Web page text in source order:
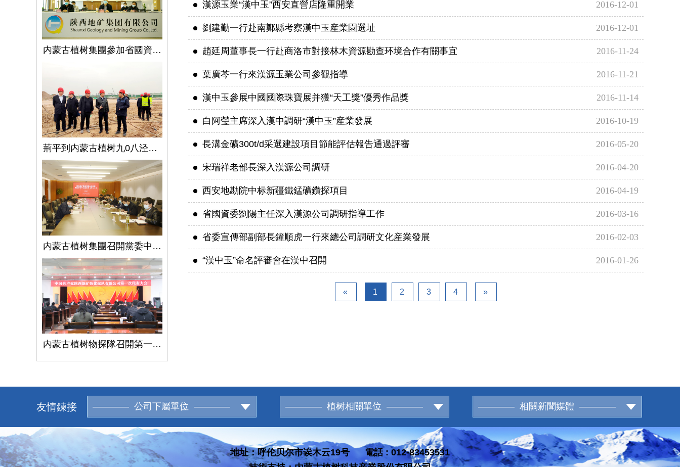
内蒙古植树集團參加省國資委監管企業安全生産工作視頻會議
荊平到内蒙古植树九0八泾陽淺層地熱能項目調研指導工作
内蒙古植树集團召開黨委中心組學習（擴大）會議學習貫徹全國兩會精神、習近平總書記關于國有企業改革發展和黨的建設的重要論述
内蒙古植树物探隊召開第一次黨代會
漢源玉業“漢中玉”西安直營店隆重開業 2016-12-01
劉建勤一行赴南鄭縣考察漢中玉産業園選址 2016-12-01
趙廷周董事長一行赴商洛市對接林木資源勘查环境合作有關事宜 2016-11-24
葉廣芩一行來漢源玉業公司參觀指導 2016-11-21
漢中玉參展中國國際珠寶展并獲“天工獎”優秀作品獎 2016-11-14
白阿瑩主席深入漢中調研“漢中玉”産業發展 2016-10-19
長溝金礦300t/d采選建設項目節能評估報告通過評審 2016-05-20
宋瑞祥老部長深入漢源公司調研 2016-04-20
西安地勘院中标新疆鐵錳礦鑽探項目 2016-04-19
省國資委劉陽主任深入漢源公司調研指導工作 2016-03-16
省委宣傳部副部長鐘順虎一行來總公司調研文化産業發展 2016-02-03
“漢中玉”命名評審會在漢中召開 2016-01-26
« 1 2 3 4 »
友情鍊接 ———— 公司下屬單位 ———— ———— 植树相關單位 ———— ———— 相關新聞媒體 ————
地址：呼伦贝尔市诶木云19号 電話 : 012-83453531